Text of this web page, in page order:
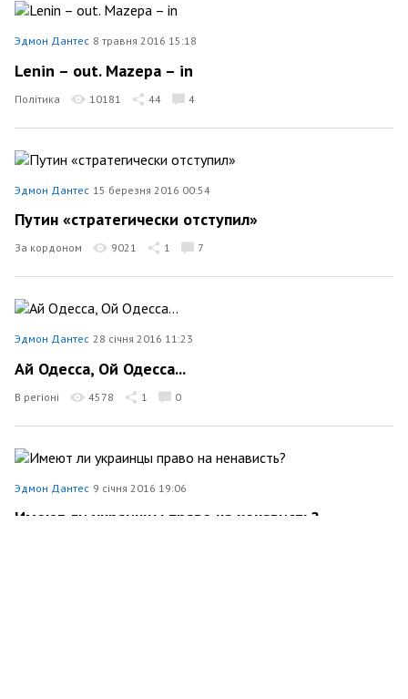
Эдмон Дантес 8 травня 2016 15:18
Lenin – out. Mazepa – in
Політика 10181 44 4
Эдмон Дантес 15 березня 2016 00:54
Путин «стратегически отступил»
За кордоном 9021 1 7
Эдмон Дантес 28 січня 2016 11:23
Ай Одесса, Ой Одесса...
В регіоні 4578 1 0
Эдмон Дантес 9 січня 2016 19:06
Имеют ли украинцы право на ненависть?